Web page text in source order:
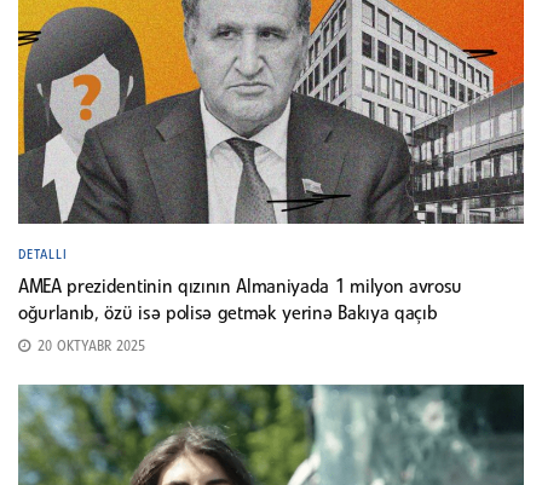
DETALLI
AMEA prezidentinin qızının Almaniyada 1 milyon avrosu
oğurlanıb, özü isə polisə getmək yerinə Bakıya qaçıb
20 OKTYABR 2025